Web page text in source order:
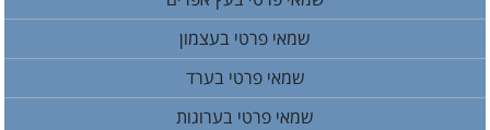
שמאי פרטי בעצמון
שמאי פרטי בערד
שמאי פרטי בערוגות